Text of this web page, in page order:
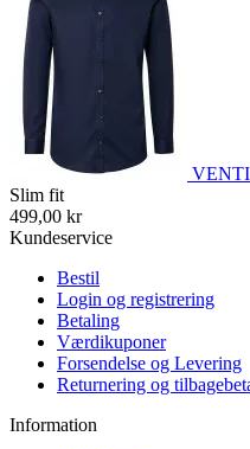
VENTI
Slim fit
499,00 kr
Kundeservice
Bestil
Login og registrering
Betaling
Værdikuponer
Forsendelse og Levering
Returnering og
Information